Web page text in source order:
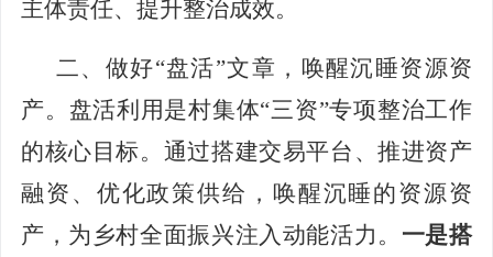
主体责任、提升整治成效。
二、做好“盘活”文章，唤醒沉睡资源资
产。 盘活利用是村集体“三资”专项整治工作
的核心目标。通过搭建交易平台、推进资产
融资、优化政策供给，唤醒沉睡的资源资
产，为乡村全面振兴注入动能活力 。 一是搭